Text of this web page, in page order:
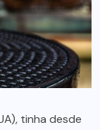
tinha desde